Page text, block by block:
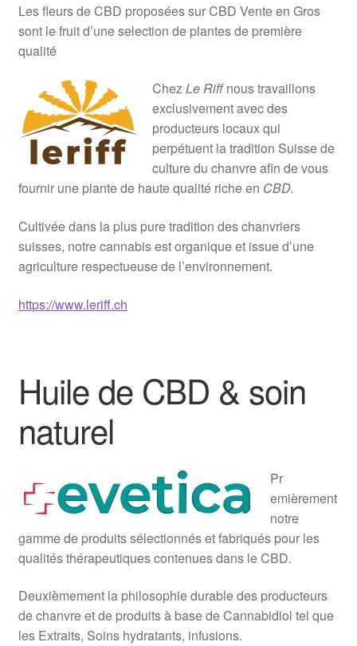
Les fleurs de CBD proposées sur CBD Vente en Gros
sont le fruit d’une selection de plantes de première
qualité
ChezLe Riffnous travaillons
exclusivement avec des
producteurs locaux qui
perpétuent la tradition Suisse de
culture du chanvre afin de vous
fournir une plante de haute qualité riche en CBD.
Cultivée dans la plus pure tradition des chanvriers
suisses, notre cannabis est organique et issue d’une
agriculture respectueuse de l’environnement.
https://www.leriff.ch
Huile de CBD & soin
naturel
Pr
emièrement
notre
gamme de produits sélectionnés et fabriqués pour les
qualités thérapeutiques contenues dans le CBD.
Deuxièmement la philosophie durable des producteurs
de chanvre et de produits à base de Cannabidiol tel que
les Extraits, Soins hydratants, infusions.